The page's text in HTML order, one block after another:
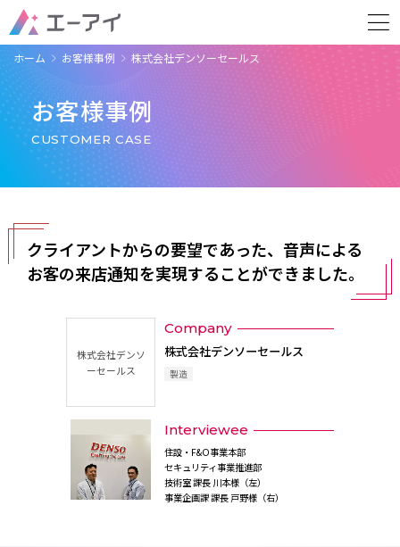
ホーム お客様事例 株式会社デンソーセールス
お客様事例
CUSTOMER CASE
クライアントからの要望であった、音声による
お客の来店通知を実現することができました。
株式会社デンソ
ーセールス
Company
株式会社デンソーセールス
製造
Interviewee
住設・F&O事業本部
セキュリティ事業推進部
技術室 課長 川本様（左）
事業企画課 課長 戸野様（右）